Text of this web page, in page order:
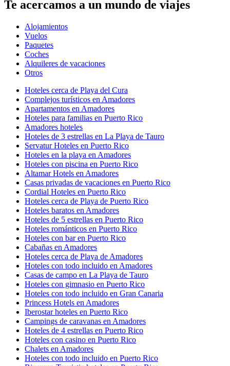
Te acercamos a un mundo de viajes
Alojamientos
Vuelos
Paquetes
Coches
Alquileres de vacaciones
Otros
Hoteles cerca de Playa del Cura
Complejos turísticos en Amadores
Apartamentos en Amadores
Hoteles para familias en Puerto Rico
Amadores hoteles
Hoteles de 3 estrellas en La Playa de Tauro
Servatur Hoteles en Puerto Rico
Hoteles en la playa en Amadores
Hoteles con piscina en Puerto Rico
Altamar Hotels en Amadores
Casas privadas de vacaciones en Puerto Rico
Cordial Hoteles en Puerto Rico
Hoteles cerca de Playa de Puerto Rico
Hoteles baratos en Amadores
Hoteles de 5 estrellas en Puerto Rico
Hoteles románticos en Puerto Rico
Hoteles con bar en Puerto Rico
Cabañas en Amadores
Hoteles cerca de Playa de Amadores
Hoteles con todo incluido en Amadores
Casas de campo en La Playa de Tauro
Hoteles con gimnasio en Puerto Rico
Hoteles con todo incluido en Gran Canaria
Princess Hotels en Amadores
Iberostar hoteles en Puerto Rico
Campings de caravanas en Amadores
Hoteles de 4 estrellas en Puerto Rico
Hoteles con casino en Puerto Rico
Chalets en Amadores
Hoteles con todo incluido en Puerto Rico